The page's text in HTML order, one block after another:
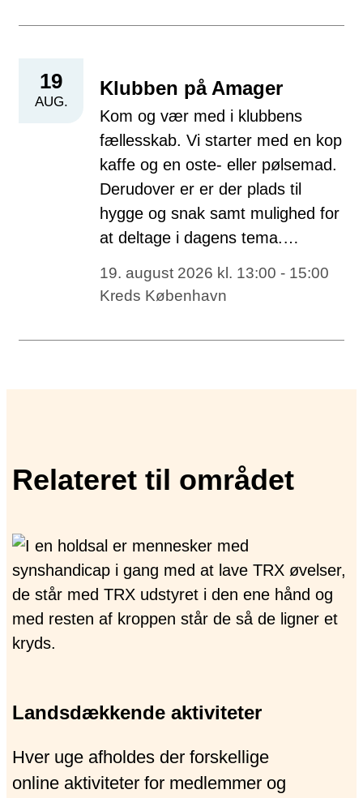
19
AUG.
Klubben på Amager
Kom og vær med i klubbens
fællesskab. Vi starter med en kop
kaffe og en oste- eller pølsemad.
Derudover er er der plads til
hygge og snak samt mulighed for
at deltage i dagens tema.…
19. august 2026 kl. 13:00 - 15:00
Kreds København
Relateret til området
Landsdækkende aktiviteter
Hver uge afholdes der forskellige
online aktiviteter for medlemmer og